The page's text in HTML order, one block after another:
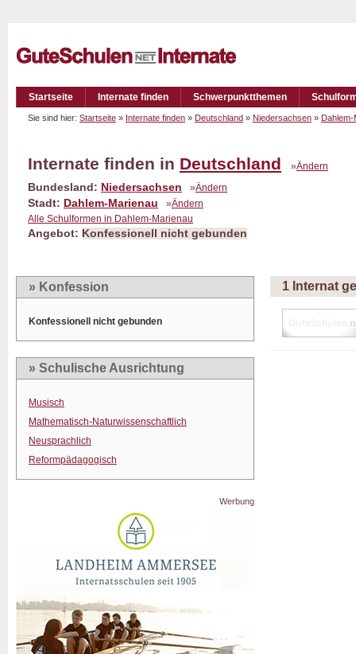
Startseite Internate finden Schwerpunktthemen
Sie sind hier: Startseite » Internate finden » Deutschland » Niedersachsen » Dahlem-
Internate finden in Deutschland »Ändern
Bundesland: Niedersachsen »Ändern
Stadt: Dahlem-Marienau »Ändern
Alle Schulformen in Dahlem-Marienau
Angebot: Konfessionell nicht gebunden
» Konfession
Konfessionell nicht gebunden
» Schulische Ausrichtung
Musisch
Mathematisch-Naturwissenschaftlich
Neusprachlich
Reformpädagogisch
Werbung
1 Internat